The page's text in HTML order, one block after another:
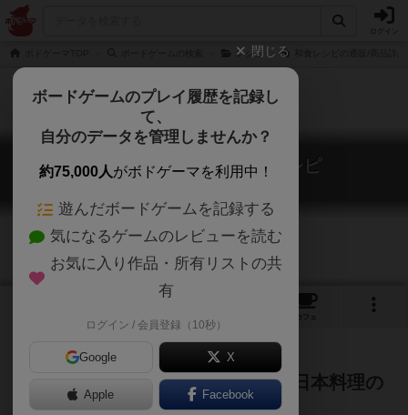
レシピ
わしょくレシピ / 和食レシピ
Washoku recipe
カフェ
レシピの“和食限定”バージョン！ 日本料理の
良さを遊びながら楽しく学べます。
閉じる
ボードゲームのプレイ履歴を記録し
て、
自分のデータを管理しませんか？
約75,000人がボドゲーマを利用中！
遊んだボードゲームを記録する
気になるゲームのレビューを読む
お気に入り作品・所有リストの共
有
ログイン / 会員登録（10秒）
Google X
Apple Facebook